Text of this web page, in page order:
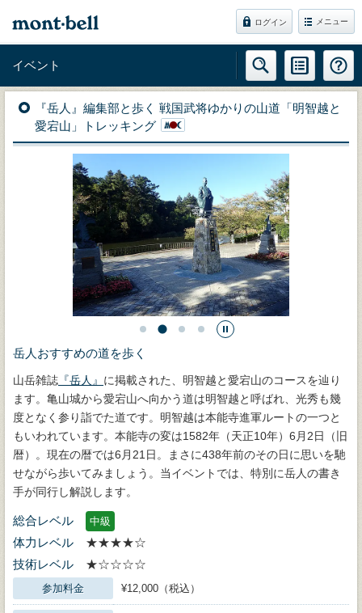
ログイン メニュー
イベント
『岳人』編集部と歩く 戦国武将ゆかりの山道「明智越と
愛宕山」トレッキング
岳人おすすめの道を歩く
山岳雑誌 『岳人』 に掲載された、明智越と愛宕山のコースを辿り
ます。亀山城から愛宕山へ向かう道は明智越と呼ばれ、光秀も幾
度となく参り詣でた道です。明智越は本能寺進軍ルートの一つと
もいわれています。本能寺の変は1582年（天正10年）6月2日（旧
暦）。現在の暦では6月21日。まさに438年前のその日に思いを馳
せながら歩いてみましょう。当イベントでは、特別に岳人の書き
手が同行し解説します。
総合レベル 中級
体力レベル
★★★★☆
技術レベル
★☆☆☆☆
参加料金 ¥12,000（税込）